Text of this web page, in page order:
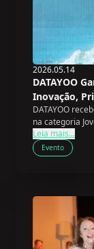
2026.05.14
DATAYOO
Inovação,
Quatro Anos
DATAYOO
na categoria
Leia mais...
Evento